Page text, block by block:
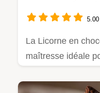
La Licorne en
maîtresse idéale